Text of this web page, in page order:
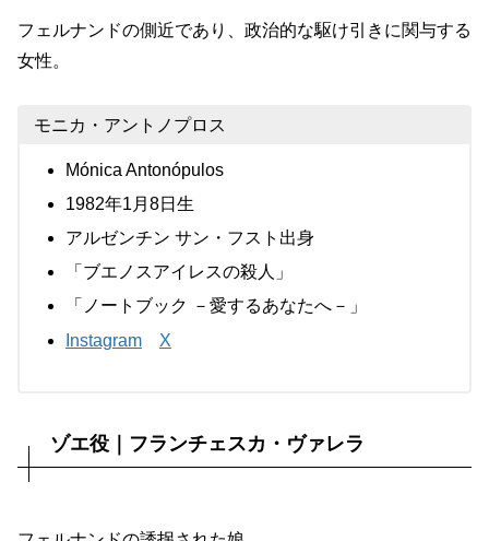
フェルナンドの側近であり、政治的な駆け引きに関与する
女性。
モニカ・アントノプロス
Mónica Antonópulos
1982年1月8日生
アルゼンチン サン・フスト出身
「ブエノスアイレスの殺人」
「ノートブック －愛するあなたへ－」
Instagram
X
ゾエ役｜フランチェスカ・ヴァレラ